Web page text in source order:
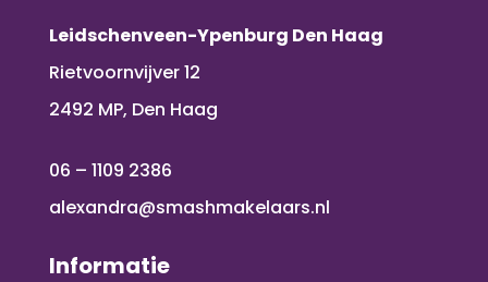
Leidschenveen-Ypenburg Den Haag
Rietvoornvijver 12
2492 MP, Den Haag
06 – 1109 2386
alexandra@smashmakelaars.nl
Informatie